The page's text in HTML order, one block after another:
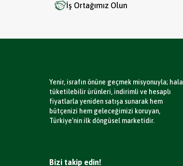
İş Ortağımız Olun
Yenir, israfın önüne geçmek misyonuyla; hala
tüketilebilir ürünleri, indirimli ve hesaplı
fiyatlarla yeniden satışa sunarak hem
bütçenizi hem geleceğimizi koruyan,
Türkiye’nin ilk döngüsel marketidir.
Bizi takip edin!